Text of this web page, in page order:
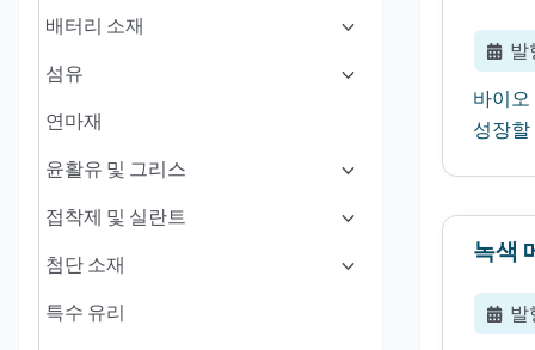
배터리 소재
섬유
연마재
윤활유 및 그리스
접착제 및 실란트
첨단 소재
특수 유리
발
바이오
성장
녹색
발